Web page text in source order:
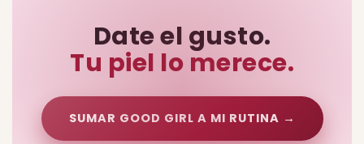
Date el gusto.
Tu piel lo merece.
SUMAR GOOD GIRL A MI RUTINA →